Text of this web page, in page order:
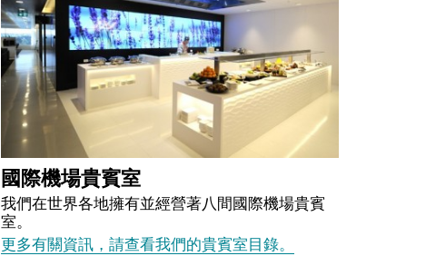
國際機場貴賓室
我們在世界各地擁有並經營著八間國際機場貴賓
室。
更多有關資訊，請查看我們的貴賓室目錄。